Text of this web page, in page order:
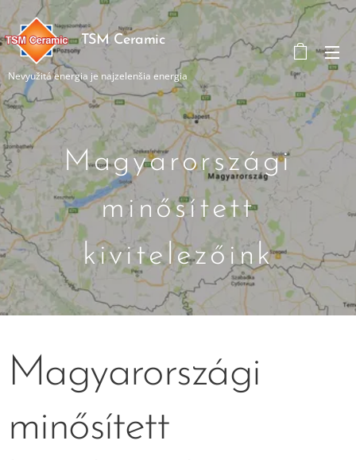
TSM Ceramic
Nevyužitá energia je najzelenšia energia
Magyarországi
minősített
kivitelezőink
Magyarországi
minősített